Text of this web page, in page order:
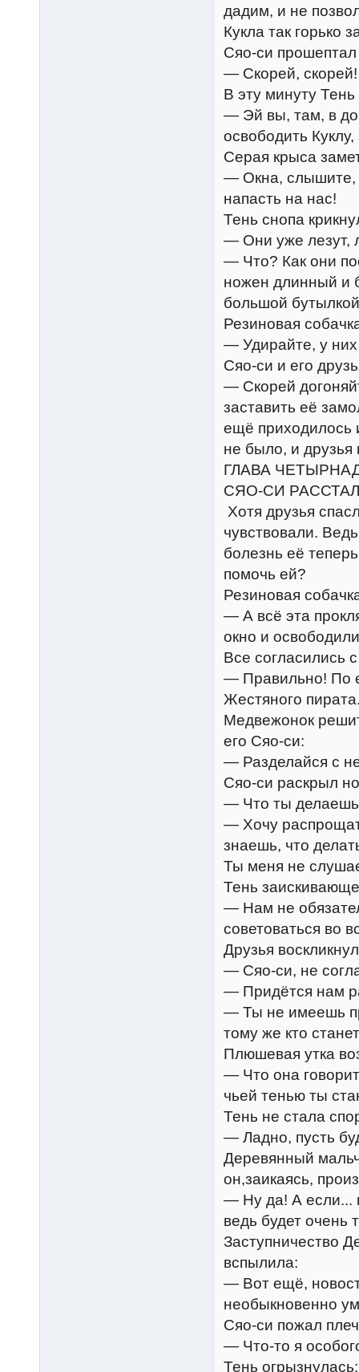
дадим, и не
Кукла так горько
Сяо-си
— Скорей, скорей!
В эту минуту
— Эй вы, там, в
освободить
Серая крыса
— Окна, слышите,
напасть на нас!
Тень снопа
— Они уже лезут,
— Что? Как они
ножен длинный и
большой
Резиновая
— Удирайте, у
Сяо-си и его
— Скорей
заставить её
ещё приходилось
не было, и друзья
ГЛАВА
СЯО-СИ
Хотя друзья
чувствовали.
болезнь её
помочь ей?
Резиновая
— А всё эта
окно и
Все согласились
— Правильно! По
Жестяного
Медвежонок
его Сяо-си:
— Разделайся с
Сяо-си раскрыл
— Что ты
— Хочу
знаешь, что
Ты меня не
Тень
— Нам не
советоваться во
Друзья
— Сяо-си, не
— Придётся нам
— Ты не имеешь
тому же кто
Плюшевая утка
— Что она
чьей тенью ты
Тень не стала
— Ладно, пусть
Деревянный
он,заикаясь,
— Ну да! А если...
ведь будет очень
Заступничество
вспылила:
— Вот ещё,
необыкновенно
Сяо-си пожал
— Что-то я
Тень огрызнулась: